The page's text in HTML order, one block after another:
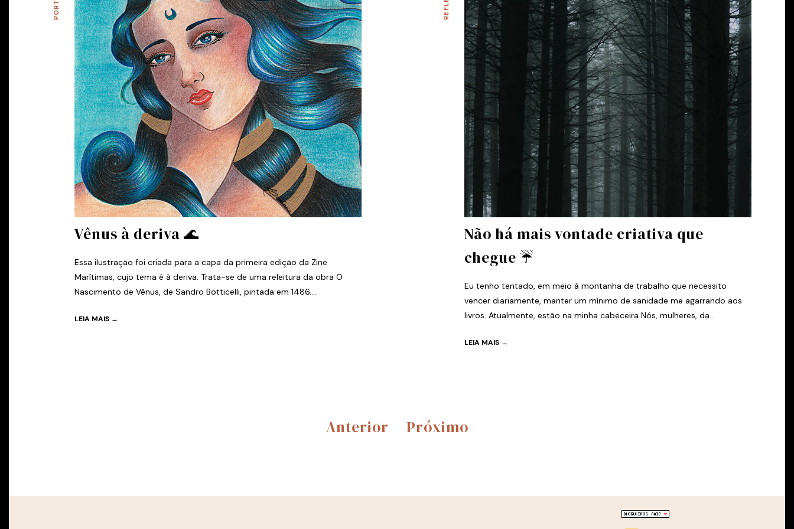
Vênus à deriva 🌊
Essa ilustração foi criada para a capa da primeira edição da Zine
Marítimas, cujo tema é à deriva. Trata-se de uma releitura da obra O
Nascimento de Vênus, de Sandro Botticelli, pintada em 1486....
LEIA MAIS →
Não há mais vontade criativa que
chegue ☔
Eu tenho tentado, em meio à montanha de trabalho que necessito
vencer diariamente, manter um mínimo de sanidade me agarrando aos
livros. Atualmente, estão na minha cabeceira Nós, mulheres, da...
LEIA MAIS →
Anterior Próximo